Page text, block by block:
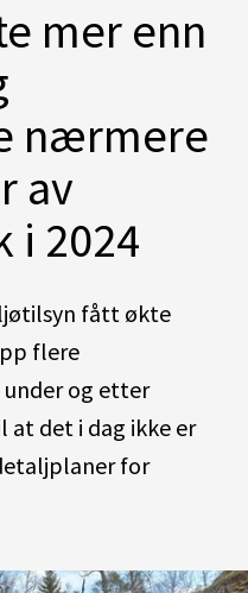
mer enn
nærmere
av
i 2024
fått økte
flere
og etter
det i dag ikke er
for